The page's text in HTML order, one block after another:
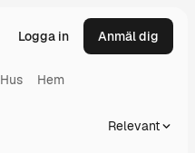
Logga in Anmäl dig
Hus Hem
Relevant